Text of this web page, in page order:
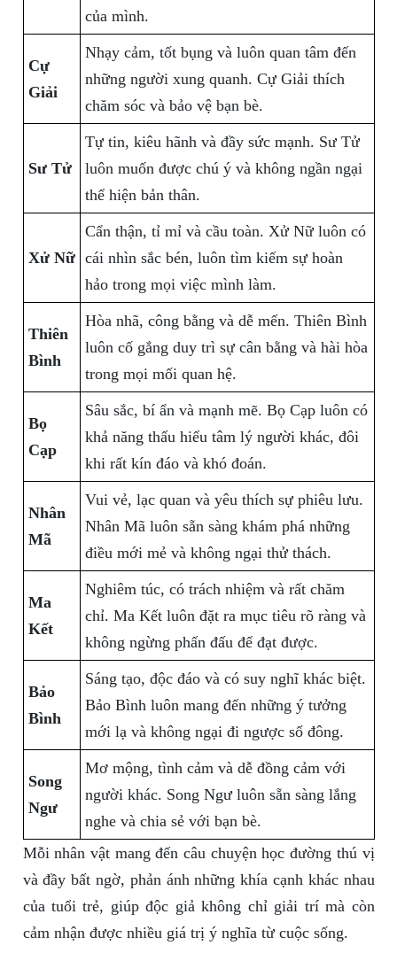
của mình.
Cự
Giải
Nhạy cảm, tốt bụng và luôn quan tâm đến
những người xung quanh. Cự Giải thích
chăm sóc và bảo vệ bạn bè.
Sư Tử
Tự tin, kiêu hãnh và đầy sức mạnh. Sư Tử
luôn muốn được chú ý và không ngần ngại
thể hiện bản thân.
Xử Nữ
Cẩn thận, tỉ mỉ và cầu toàn. Xử Nữ luôn có
cái nhìn sắc bén, luôn tìm kiếm sự hoàn
hảo trong mọi việc mình làm.
Thiên
Bình
Hòa nhã, công bằng và dễ mến. Thiên Bình
luôn cố gắng duy trì sự cân bằng và hài hòa
trong mọi mối quan hệ.
Bọ
Cạp
Sâu sắc, bí ẩn và mạnh mẽ. Bọ Cạp luôn có
khả năng thấu hiểu tâm lý người khác, đôi
khi rất kín đáo và khó đoán.
Nhân
Mã
Vui vẻ, lạc quan và yêu thích sự phiêu lưu.
Nhân Mã luôn sẵn sàng khám phá những
điều mới mẻ và không ngại thử thách.
Ma
Kết
Nghiêm túc, có trách nhiệm và rất chăm
chỉ. Ma Kết luôn đặt ra mục tiêu rõ ràng và
không ngừng phấn đấu để đạt được.
Bảo
Bình
Sáng tạo, độc đáo và có suy nghĩ khác biệt.
Bảo Bình luôn mang đến những ý tưởng
mới lạ và không ngại đi ngược số đông.
Song
Ngư
Mơ mộng, tình cảm và dễ đồng cảm với
người khác. Song Ngư luôn sẵn sàng lắng
nghe và chia sẻ với bạn bè.
Mỗi nhân vật mang đến câu chuyện học đường thú vị
và đầy bất ngờ, phản ánh những khía cạnh khác nhau
của tuổi trẻ, giúp độc giả không chỉ giải trí mà còn
cảm nhận được nhiều giá trị ý nghĩa từ cuộc sống.